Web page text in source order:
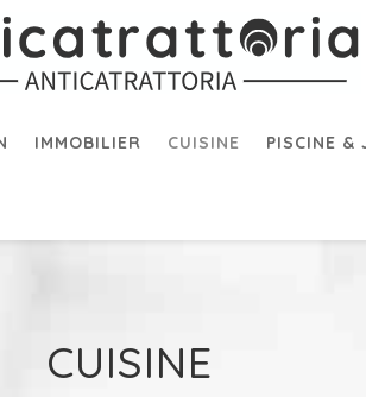
IMMOBILIER CUISINE PISCINE &
CUISINE